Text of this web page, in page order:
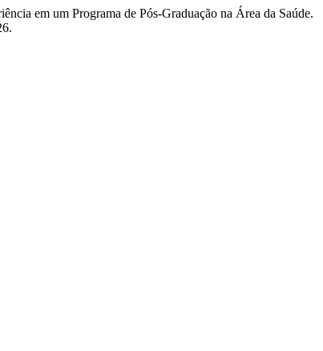
em um Programa de Pós-Graduação na Área da Saúde.